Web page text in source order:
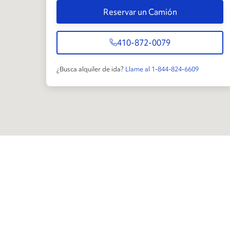
Reservar un Camión
410-872-0079
¿Busca alquiler de ida? Llame al 1-844-824-6609